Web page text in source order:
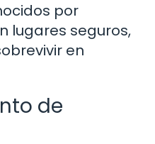
por
lugares seguros,
en
de